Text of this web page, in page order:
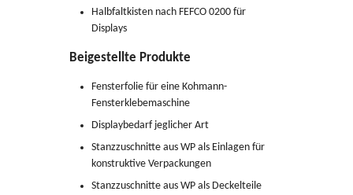
Halbfaltkisten nach FEFCO 0200 für
Displays
Beigestellte Produkte
Fensterfolie für eine Kohmann-
Fensterklebemaschine
Displaybedarf jeglicher Art
Stanzzuschnitte aus WP als Einlagen für
konstruktive Verpackungen
Stanzzuschnitte aus WP als Deckelteile